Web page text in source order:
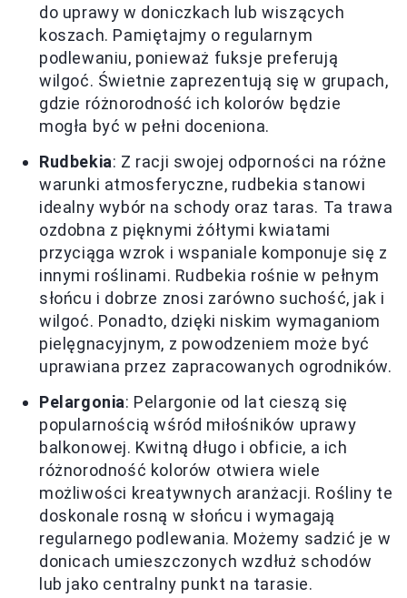
do uprawy w doniczkach lub wiszących
koszach. Pamiętajmy o regularnym
podlewaniu, ponieważ fuksje preferują
wilgoć. Świetnie zaprezentują się w grupach,
gdzie różnorodność ich kolorów będzie
mogła być w pełni doceniona.
Rudbekia: Z racji swojej odporności na różne
warunki atmosferyczne, rudbekia stanowi
idealny wybór na schody oraz taras. Ta trawa
ozdobna z pięknymi żółtymi kwiatami
przyciąga wzrok i wspaniale komponuje się z
innymi roślinami. Rudbekia rośnie w pełnym
słońcu i dobrze znosi zarówno suchość, jak i
wilgoć. Ponadto, dzięki niskim wymaganiom
pielęgnacyjnym, z powodzeniem może być
uprawiana przez zapracowanych ogrodników.
Pelargonia: Pelargonie od lat cieszą się
popularnością wśród miłośników uprawy
balkonowej. Kwitną długo i obficie, a ich
różnorodność kolorów otwiera wiele
możliwości kreatywnych aranżacji. Rośliny te
doskonale rosną w słońcu i wymagają
regularnego podlewania. Możemy sadzić je w
donicach umieszczonych wzdłuż schodów
lub jako centralny punkt na tarasie.